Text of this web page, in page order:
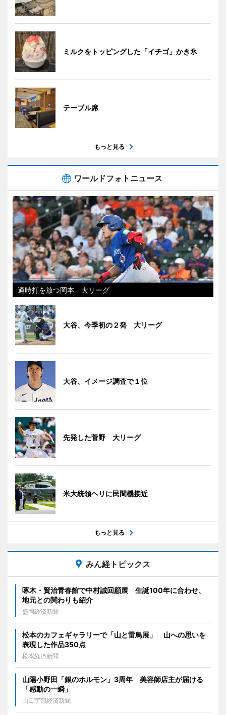
ミルクをトッピングした「イチゴ」かき氷
テーブル席
もっと見る
ワールドフォトニュース
適時打を放つ岡本 大リーグ
大谷、今季初の２発 大リーグ
大谷、イメージ調査で１位
先発した菅野 大リーグ
米大統領ヘリに民間機接近
もっと見る
みん経トピックス
啄木・賢治青春館で中村誠回顧展 生誕100年に合わせ、
地元との関わりも紹介
盛岡経済新聞
松本のカフェギャラリーで「山と雷鳥展」 山への思いを
表現した作品350点
松本経済新聞
山陽小野田「銀のホルモン」3周年 美容師店主が届ける
「感動の一瞬」
山口宇部経済新聞